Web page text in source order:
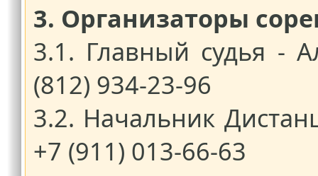
3. Организаторы
3.1. Главный судья -
(812) 934-23-96
3.2. Начальник
+7 (911) 013-66-63